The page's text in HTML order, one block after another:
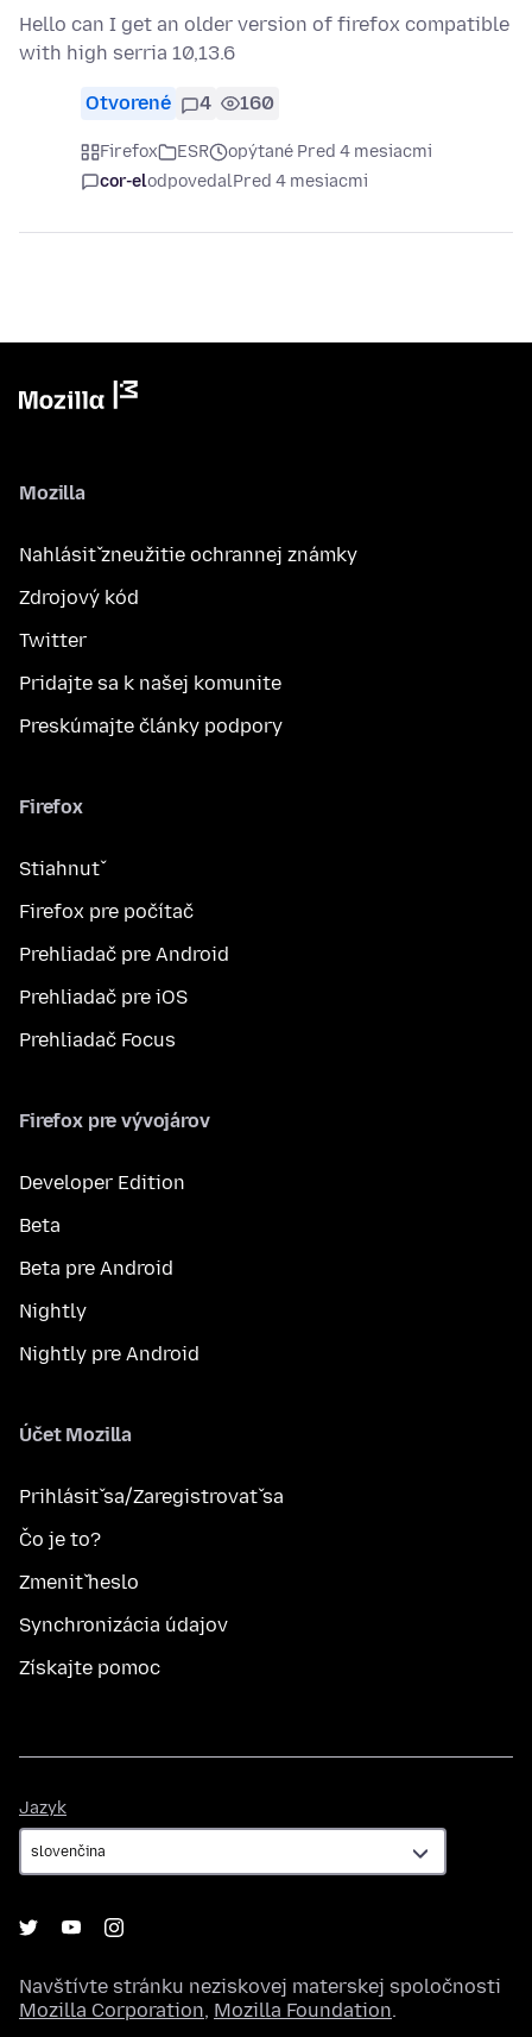
Hello can I get an older version of firefox compatible
with high serria 10,13.6
Otvorené 4 160
Firefox ESR
opýtané Pred 4 mesiacmi
cor-elodpovedalPred 4 mesiacmi
Mozilla
Nahlásiť zneužitie ochrannej známky
Zdrojový kód
Twitter
Pridajte sa k našej komunite
Preskúmajte články podpory
Firefox
Stiahnuť
Firefox pre počítač
Prehliadač pre Android
Prehliadač pre iOS
Prehliadač Focus
Firefox pre vývojárov
Developer Edition
Beta
Beta pre Android
Nightly
Nightly pre Android
Účet Mozilla
Prihlásiť sa/Zaregistrovať sa
Čo je to?
Zmeniť heslo
Synchronizácia údajov
Získajte pomoc
Jazyk
Navštívte stránku neziskovej materskej spoločnosti
Mozilla Corporation, Mozilla Foundation.